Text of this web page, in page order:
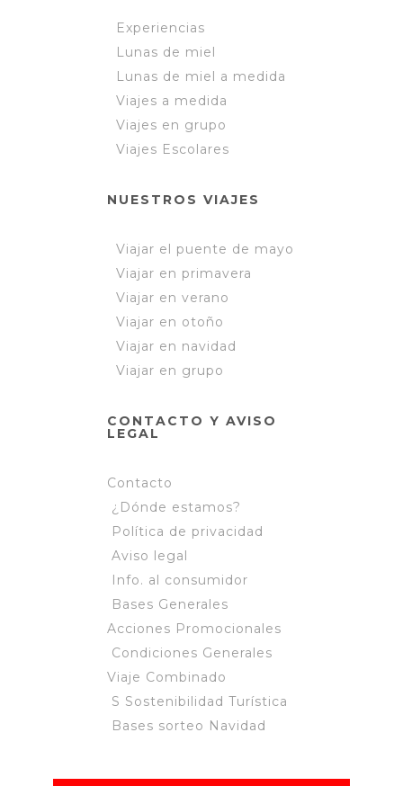
Experiencias
Lunas de miel
Lunas de miel a medida
Viajes a medida
Viajes en grupo
Viajes Escolares
NUESTROS VIAJES
Viajar el puente de mayo
Viajar en primavera
Viajar en verano
Viajar en otoño
Viajar en navidad
Viajar en grupo
CONTACTO Y AVISO
LEGAL
Contacto
¿Dónde estamos?
Política de privacidad
Aviso legal
Info. al consumidor
Bases Generales
Acciones Promocionales
Condiciones Generales
Viaje Combinado
S Sostenibilidad Turística
Bases sorteo Navidad